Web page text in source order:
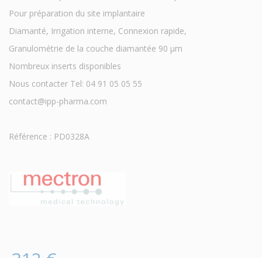
Pour préparation du site implantaire
Diamanté, Irrigation interne, Connexion rapide,
Granulométrie de la couche diamantée 90 μm
Nombreux inserts disponibles
Nous contacter Tel: 04 91 05 05 55
contact@ipp-pharma.com
Référence : PD0328A